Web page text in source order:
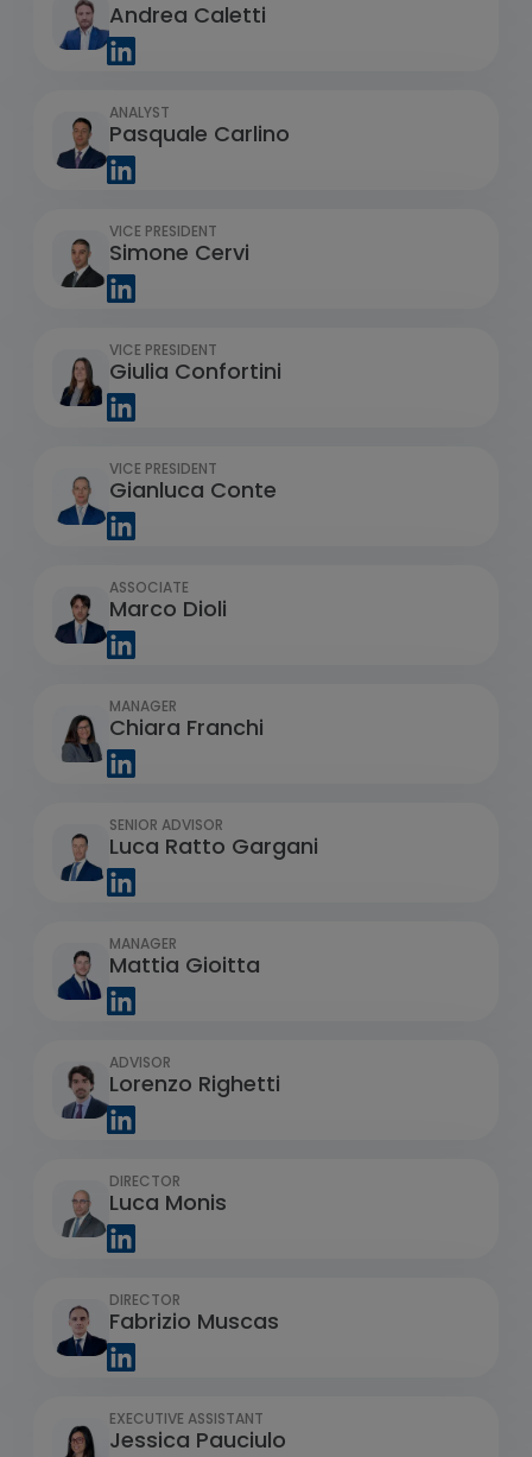
Andrea Caletti
ANALYST
Pasquale Carlino
VICE PRESIDENT
Simone Cervi
VICE PRESIDENT
Giulia Confortini
VICE PRESIDENT
Gianluca Conte
ASSOCIATE
Marco Dioli
MANAGER
Chiara Franchi
SENIOR ADVISOR
Luca Ratto Gargani
MANAGER
Mattia Gioitta
ADVISOR
Lorenzo Righetti
DIRECTOR
Luca Monis
DIRECTOR
Fabrizio Muscas
EXECUTIVE ASSISTANT
Jessica Pauciulo